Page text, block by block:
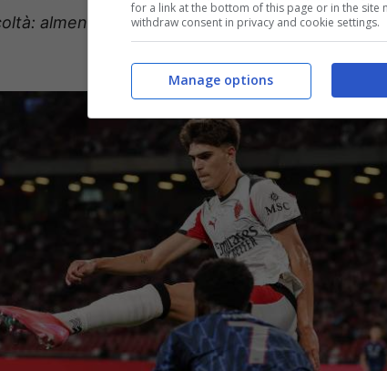
almeno un suo cartellino giallo è da mettere
for a link at the bottom of this page or in the site
withdraw consent in privacy and cookie settings.
Manage options